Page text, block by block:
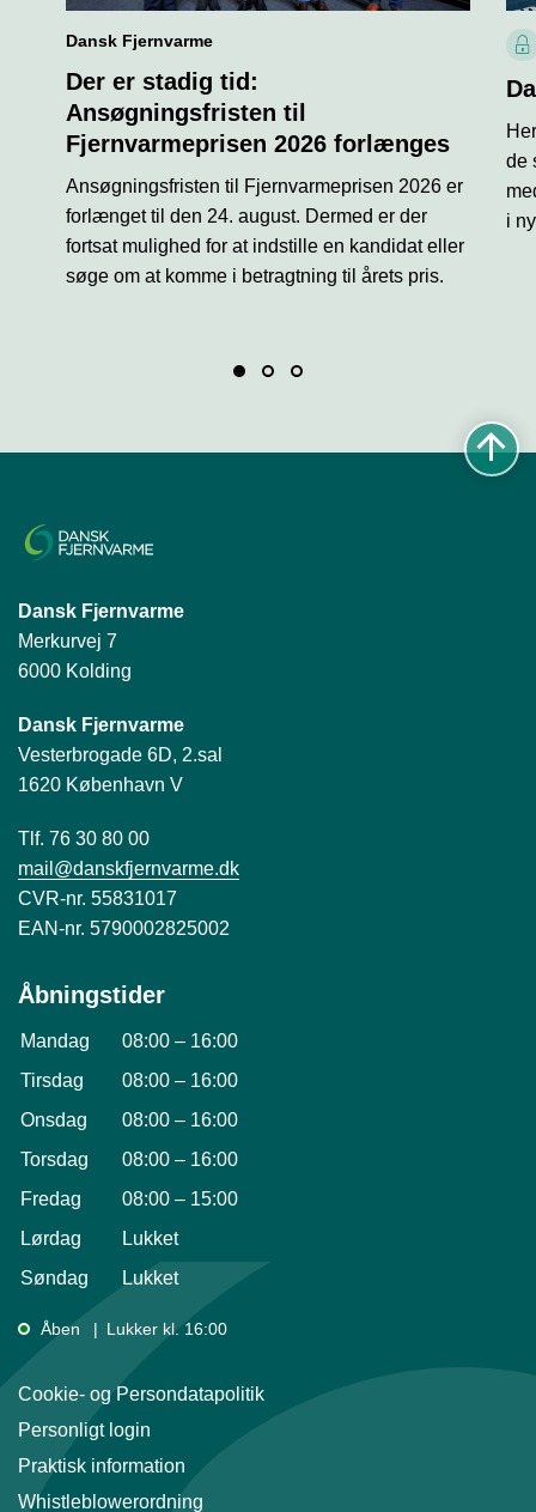
Dansk Fjernvarme
Der er stadig tid:
Ansøgningsfristen til
Fjernvarmeprisen 2026 forlænges
Ansøgningsfristen til Fjernvarmeprisen 2026 er
forlænget til den 24. august. Dermed er der
fortsat mulighed for at indstille en kandidat eller
søge om at komme i betragtning til årets pris.
L
å
i
k
de
i
Dansk Fjernvarme
Merkurvej 7
6000 Kolding
Dansk Fjernvarme
Vesterbrogade 6D, 2.sal
1620 København V
Tlf. 76 30 80 00
mail@danskfjernvarme.dk
CVR-nr. 55831017
EAN-nr. 5790002825002
Åbningstider
Mandag 08:00 – 16:00
Tirsdag
08:00 – 16:00
Onsdag
08:00 – 16:00
Torsdag
08:00 – 16:00
Fredag
08:00 – 15:00
Lørdag
Lukket
Søndag
Lukket
Åben Lukker kl. 16:00
Cookie- og Persondatapolitik
Personligt login
Praktisk information
Whistleblowerordning